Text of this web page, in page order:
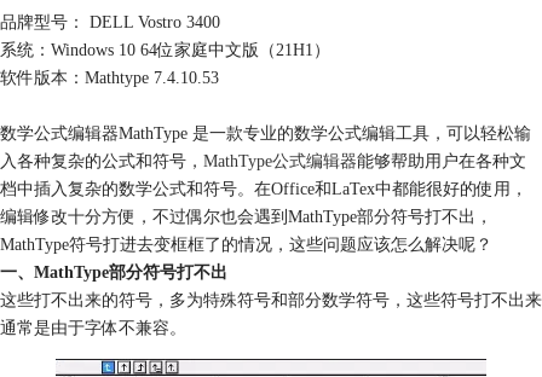
品牌型号： DELL Vostro 3400
系统：Windows 10 64位家庭中文版（21H1）
软件版本：Mathtype 7.4.10.53
数学公式编辑器MathType 是一款专业的数学公式编辑工具，可以轻松输
入各种复杂的公式和符号， MathType公式编辑器能够帮助用户在各种文
档中插入复杂的数学公式和符号。在Office和LaTex中都能很好的使用，
编辑修改十分方便，不过偶尔也会遇到MathType部分符号打不出，
MathType符号打进去变框框了的情况，这些问题应该怎么解决呢？
一、MathType部分符号打不出
这些打不出来的符号，多为特殊符号和部分数学符号，这些符号打不出来
通常是由于字体不兼容。